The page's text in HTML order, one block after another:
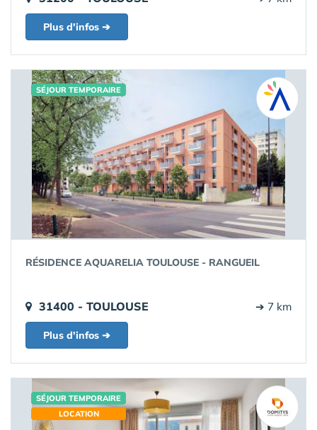
Plus d'infos ➔
SÉJOUR TEMPORAIRE
RÉSIDENCE AQUARELIA TOULOUSE - RANGUEIL
31400 - TOULOUSE ➔ 7 km
Plus d'infos ➔
SÉJOUR TEMPORAIRE
LOCATION